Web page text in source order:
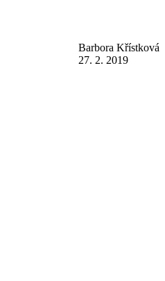
Barbora Křístková
27. 2. 2019